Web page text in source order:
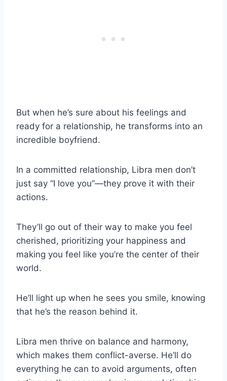
But when he’s sure about his feelings and
ready for a relationship, he transforms into an
incredible boyfriend.
In a committed relationship, Libra men don’t
just say “I love you”—they prove it with their
actions.
They’ll go out of their way to make you feel
cherished, prioritizing your happiness and
making you feel like you’re the center of their
world.
He’ll light up when he sees you smile, knowing
that he’s the reason behind it.
Libra men thrive on balance and harmony,
which makes them conflict-averse. He’ll do
everything he can to avoid arguments, often